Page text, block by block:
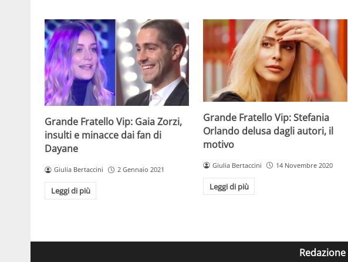
Grande Fratello Vip: Gaia Zorzi,
insulti e minacce dai fan di
Dayane
Giulia Bertaccini 2 Gennaio 2021
Leggi di più
Grande Fratello Vip: Stefania
Orlando delusa dagli autori, il
motivo
Giulia Bertaccini 14 Novembre 2020
Leggi di più
Redazione